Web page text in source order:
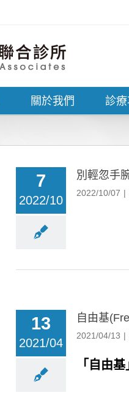
關於我們 診療
7
2022/10
別輕忽手
2022/10/07 |
13
2021/04
自由基
2021/04/13 |
「自由基